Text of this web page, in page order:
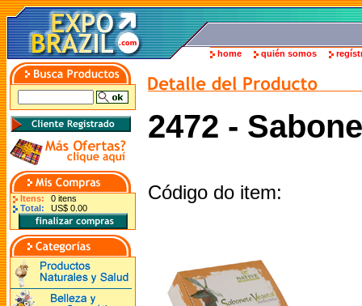
home quién somos
Itens:
0 itens
Total:
US$ 0.00
2472 -
Código do item: